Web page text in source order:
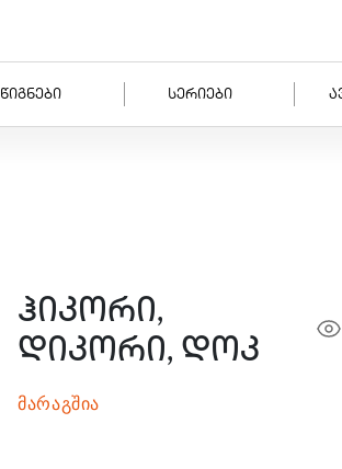
წიგნები სერიები
ჰიკორი,
დიკორი, დოკ
მარაგშია